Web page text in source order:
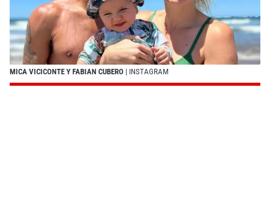
MICA VICICONTE Y FABIAN CUBERO | INSTAGRAM